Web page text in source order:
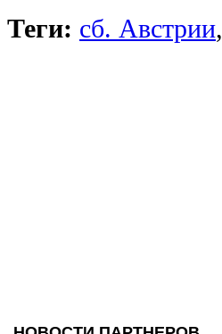
Теги: сб. Австрии,